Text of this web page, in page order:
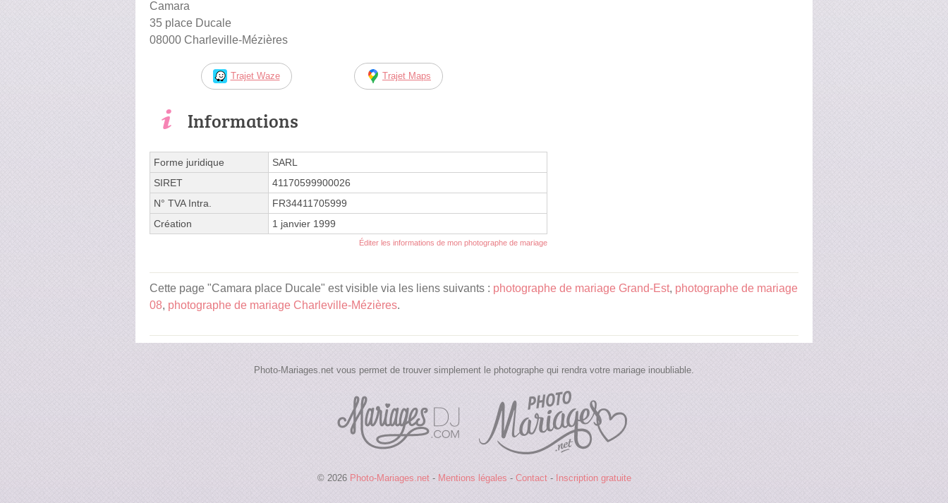
Camara
35 place Ducale
08000 Charleville-Mézières
Trajet Waze Trajet Maps
Informations
Forme juridique
SARL
SIRET
41170599900026
N° TVA Intra.
FR34411705999
Création
1 janvier 1999
Éditer les informations de mon photographe de mariage
Cette page "Camara place Ducale" est visible via les liens suivants : photographe de mariage Grand-Est, photographe de mariage
08, photographe de mariage Charleville-Mézières.
Photo-Mariages.net vous permet de trouver simplement le photographe qui rendra votre mariage inoubliable.
© 2026 Photo-Mariages.net - Mentions légales - Contact- Inscription gratuite